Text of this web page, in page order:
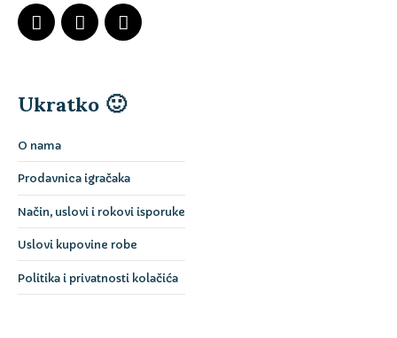
Ukratko 🙂
O nama
Prodavnica igračaka
Način, uslovi i rokovi isporuke
Uslovi kupovine robe
Politika i privatnosti kolačića